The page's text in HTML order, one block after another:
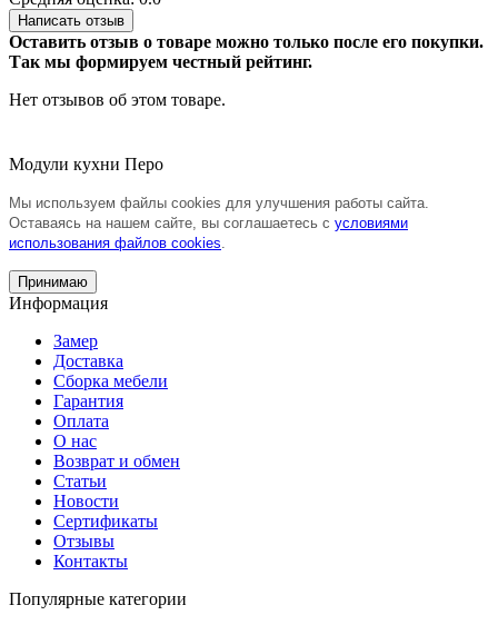
Написать отзыв
Оставить отзыв о товаре можно только после его покупки.
Так мы формируем честный рейтинг.
Нет отзывов об этом товаре.
Модули кухни Перо
Мы используем файлы cookies для улучшения работы сайта.
Оставаясь на нашем сайте, вы соглашаетесь с условиями
использования файлов cookies
Принимаю
Информация
Замер
Доставка
Сборка мебели
Гарантия
Оплата
О нас
Возврат и обмен
Статьи
Новости
Сертификаты
Отзывы
Контакты
Популярные категории